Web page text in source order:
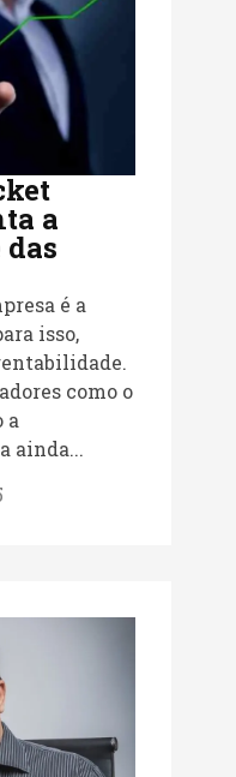
a
é a
isso,
como o
a
ainda...